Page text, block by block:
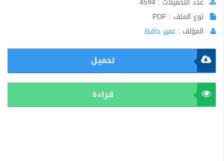
نوع الملف : PDF
المؤلف : عمير حافظ
تحميل
قراءة